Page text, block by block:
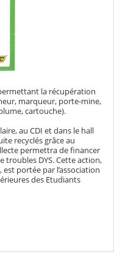
la récupération
marqueur, porte-mine,
cartouche).
au CDI et dans le hall
recyclés grâce au
permettra de financer
DYS. Cette action,
portée par l’association
des Etudiants